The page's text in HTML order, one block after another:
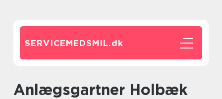
SERVICEMEDSMIL.dk
Anlægsgartner Holbæk